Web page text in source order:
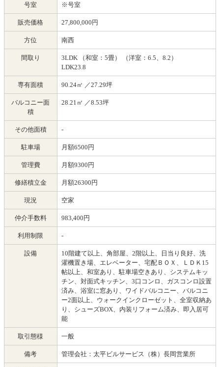
号室 ※号室
販売価格 27,800,000円
方位 南西
間取り
3LDK （和室：5畳） （洋室：6.5、8.2）
LDK23.8
専有面積 90.24㎡ ／27.29坪
バルコニー面
積
28.21㎡ ／8.53坪
その他面積 -
駐車場 月額6500円
管理費 月額9300円
修繕積立金 月額26300円
現況 空家
仲介手数料 983,400円
利用制限 -
設備
10階建て以上、角部屋、2階以上、日当り良好、洗
濯機置き場、エレベーター、宅配ＢＯＸ、ＬＤＫ15
帖以上、和室あり、駐車場空きあり、システムキッ
チン、対面式キッチン、3口コンロ、ガスコンロ設置
済み、浴室に窓あり、ワイドバルコニー、バルコニ
ー2面以上、ウォークインクローゼット、全室収納あ
り、シューズBOX、内装リフォーム済み、即入居可
能
取引態様 一般
備考 管理会社：太平ビルサービス（株）長岡営業所